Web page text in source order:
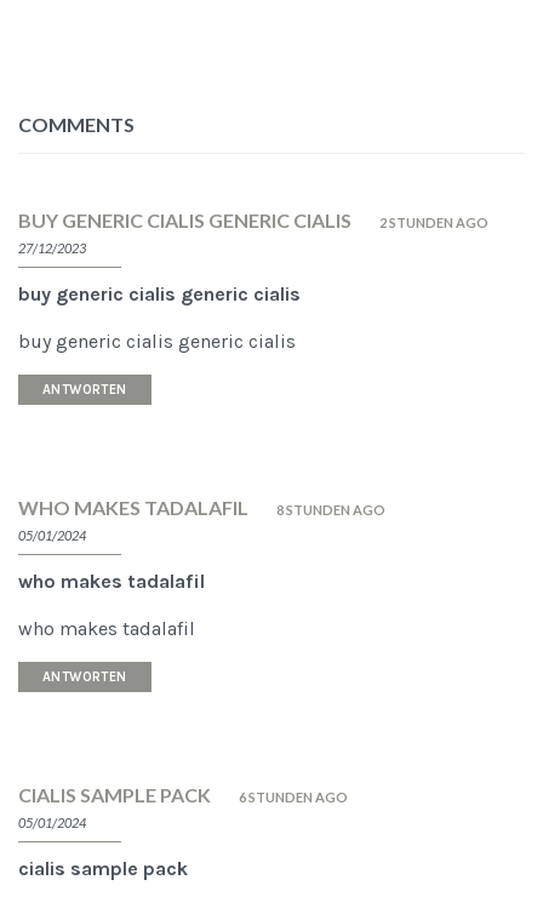
COMMENTS
BUY GENERIC CIALIS GENERIC CIALIS
2 STUNDEN AGO
27/12/2023
buy generic cialis generic cialis
buy generic cialis generic cialis
ANTWORTEN
WHO MAKES TADALAFIL
8 STUNDEN AGO
05/01/2024
who makes tadalafil
who makes tadalafil
ANTWORTEN
CIALIS SAMPLE PACK
6 STUNDEN AGO
05/01/2024
cialis sample pack